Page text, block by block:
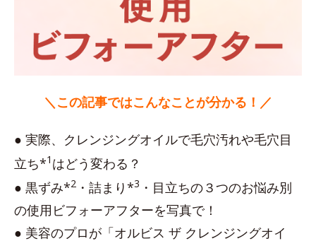
＼この記事ではこんなことが分かる！／
● 実際、クレンジングオイルで毛穴汚れや毛穴目
立ち*1 はどう変わる？
● 黒ずみ*2 ・詰まり*3 ・目立ちの３つのお悩み別
の使用ビフォーアフターを写真で！
● 美容のプロが「オルビス ザ クレンジングオイ